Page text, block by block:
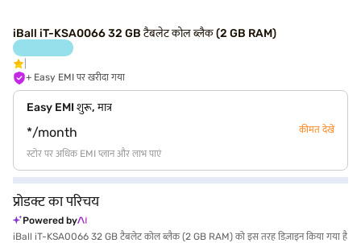
iBall iT-KSA0066 32 GB टैबलेट कोल ब्लैक (2 GB RAM)
+ Easy EMI पर खरीदा गया
Easy EMI शुरू, मात्र
*/month कीमत देखें
स्टोर पर अधिक EMI प्लान और लाभ पाएं
प्रोडक्ट का परिचय
Powered by
iBall iT-KSA0066 32 GB टैबलेट कोल ब्लैक (2 GB RAM) को इस तरह डिज़ाइन किया गया है